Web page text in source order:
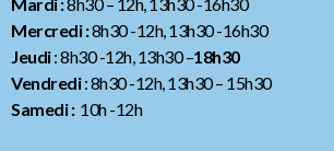
Mercredi :8h30 -12h, 13h30 -16h30
Jeudi: 8h30 -12h, 13h30 –18h30
Vendredi: 8h30 -12h, 13h30– 15h30
Samedi :10h -12h